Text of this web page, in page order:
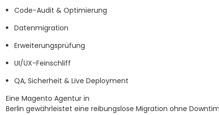
Code-Audit & Optimierung
Datenmigration
Erweiterungsprüfung
UI/UX-Feinschliff
QA, Sicherheit & Live Deployment
Eine Magento Agentur in
Berlin gewährleistet eine reibungslose Migration ohne